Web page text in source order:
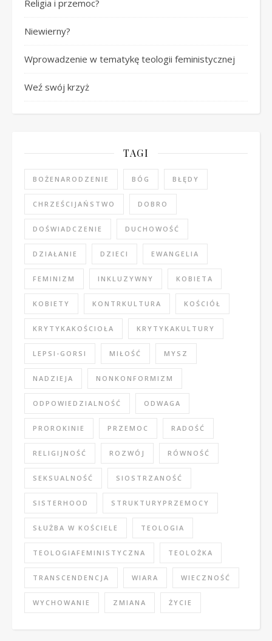
Religia i przemoc?
Niewierny?
Wprowadzenie w tematykę teologii feministycznej
Weź swój krzyż
TAGI
BOŻENARODZENIE BÓG BŁĘDY
CHRZEŚCIJAŃSTWO DOBRO
DOŚWIADCZENIE DUCHOWOŚĆ
DZIAŁANIE DZIECI EWANGELIA
FEMINIZM INKLUZYWNY KOBIETA
KOBIETY KONTRKULTURA KOŚCIÓŁ
KRYTYKAKOŚCIOŁA KRYTYKAKULTURY
LEPSI-GORSI MIŁOŚĆ MYSZ
NADZIEJA NONKONFORMIZM
ODPOWIEDZIALNOŚĆ ODWAGA
PROROKINIE PRZEMOC RADOŚĆ
RELIGIJNOŚĆ ROZWÓJ RÓWNOŚĆ
SEKSUALNOŚĆ SIOSTRZANOŚĆ
SISTERHOOD STRUKTURYPRZEMOCY
SŁUŻBA W KOŚCIELE TEOLOGIA
TEOLOGIAFEMINISTYCZNA TEOLOŻKA
TRANSCENDENCJA WIARA WIECZNOŚĆ
WYCHOWANIE ZMIANA ŻYCIE